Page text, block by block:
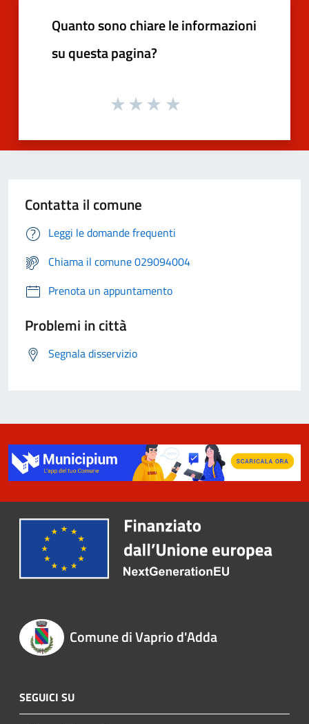
Quanto sono chiare le informazioni
su questa pagina?
Contatta il comune
Leggi le domande frequenti
Chiama il comune 029094004
Prenota un appuntamento
Problemi in città
Segnala disservizio
Comune di Vaprio d'Adda
SEGUICI SU